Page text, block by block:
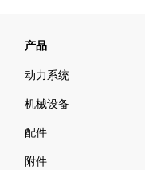
产品
动力系统
机械设备
配件
附件